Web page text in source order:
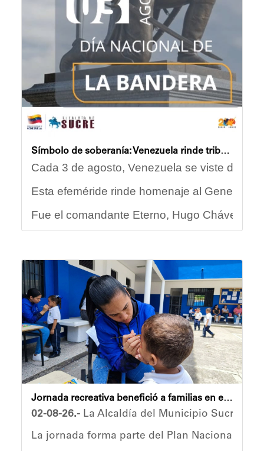
El equipo de cuadrillas municipales se
Yois Coellar
Símbolo de soberanía: Venezuela rinde tributo a su Bandera Nacional
Cada 3 de agosto, Venezuela se viste de
Esta efeméride rinde homenaje al General
Fue el comandante Eterno, Hugo Chávez,
Hoy, la Bandera Nacional ondea en cada
Yois Coellar
Jornada recreativa benefició a familias en el Campamento Transitorio Dr. Rafael Napoleón Baute
02-08-26.- La Alcaldía del Municipio Sucre, a
La jornada forma parte del Plan Nacional